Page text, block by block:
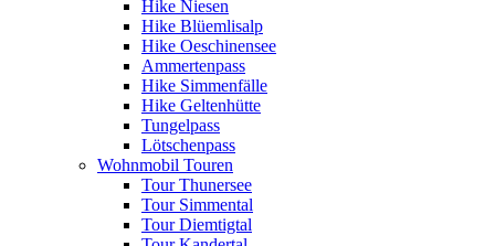
Hike Niesen
Hike Blüemlisalp
Hike Oeschinensee
Ammertenpass
Hike Simmenfälle
Hike Geltenhütte
Tungelpass
Lötschenpass
Wohnmobil Touren
Tour Thunersee
Tour Simmental
Tour Diemtigtal